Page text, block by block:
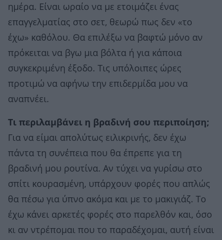
ημέρα. Είναι ωραίο να με ετοιμάζει ένας
επαγγελματίας στο σετ, θεωρώ πως δεν «το
έχω» καθόλου. Θα επιλέξω να βαφτώ μόνο αν
πρόκειται να βγω μια βόλτα ή για κάποια
συγκεκριμένη έξοδο. Τις υπόλοιπες ώρες
προτιμώ να αφήνω την επιδερμίδα μου να
αναπνέει.
Τι περιλαμβάνει η βραδινή σου περιποίηση;
Για να είμαι απολύτως ειλικρινής, δεν έχω
πάντα τη συνέπεια που θα έπρεπε για τη
βραδινή μου ρουτίνα. Αν τύχει να γυρίσω στο
σπίτι κουρασμένη, υπάρχουν φορές που απλώς
θα πέσω για ύπνο ακόμα και με το μακιγιάζ. Το
έχω κάνει αρκετές φορές στο παρελθόν και, όσο
κι αν ντρέπομαι που το παραδέχομαι, αυτή είναι